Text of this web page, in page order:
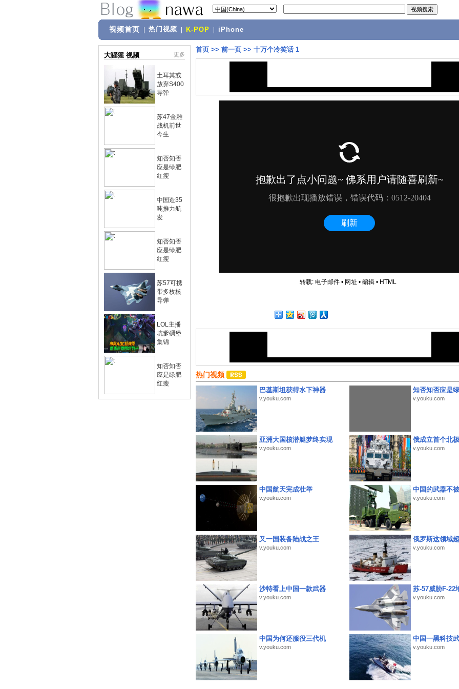
视频首页 热门视频 K-POP iPhone
大猩猩 视频 更多
土耳其或
放弃S400
导弹
苏47金雕
战机前世
今生
知否知否
应是绿肥
红瘦
中国造35
吨推力航
发
知否知否
应是绿肥
红瘦
苏57可携
带多枚核
导弹
LOL主播
坑爹碉堡
集锦
知否知否
应是绿肥
红瘦
首页 >> 前一页 >> 十万个冷笑话 1
转载: 电子邮件• 网址 • 编辑• HTML
热门视频
巴基斯坦获得水下神器
v.youku.com
知否知否应是
v.youku.com
亚洲大国核潜艇梦终实现
v.youku.com
俄成立首个北
v.youku.com
中国航天完成壮举
v.youku.com
中国的武器不
v.youku.com
又一国装备陆战之王
v.youku.com
俄罗斯这领域
v.youku.com
沙特看上中国一款武器
v.youku.com
苏-57威胁F-22
v.youku.com
中国为何还服役三代机
v.youku.com
中国一黑科技
v.youku.com